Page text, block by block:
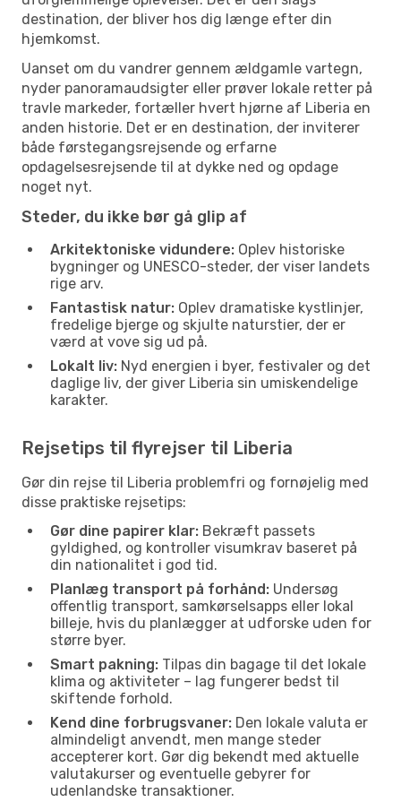
destination, der bliver hos dig længe efter din
hjemkomst.
Uanset om du vandrer gennem ældgamle vartegn,
nyder panoramaudsigter eller prøver lokale retter på
travle markeder, fortæller hvert hjørne af Liberia en
anden historie. Det er en destination, der inviterer
både førstegangsrejsende og erfarne
opdagelsesrejsende til at dykke ned og opdage
noget nyt.
Steder, du ikke bør gå glip af
Arkitektoniske vidundere: Oplev historiske
bygninger og UNESCO-steder, der viser landets
rige arv.
Fantastisk natur: Oplev dramatiske kystlinjer,
fredelige bjerge og skjulte naturstier, der er
værd at vove sig ud på.
Lokalt liv: Nyd energien i byer, festivaler og det
daglige liv, der giver Liberia sin umiskendelige
karakter.
Rejsetips til flyrejser til Liberia
Gør din rejse til Liberia problemfri og fornøjelig med
disse praktiske rejsetips:
Gør dine papirer klar: Bekræft passets
gyldighed, og kontroller visumkrav baseret på
din nationalitet i god tid.
Planlæg transport på forhånd: Undersøg
offentlig transport, samkørselsapps eller lokal
billeje, hvis du planlægger at udforske uden for
større byer.
Smart pakning: Tilpas din bagage til det lokale
klima og aktiviteter – lag fungerer bedst til
skiftende forhold.
Kend dine forbrugsvaner: Den lokale valuta er
almindeligt anvendt, men mange steder
accepterer kort. Gør dig bekendt med aktuelle
valutakurser og eventuelle gebyrer for
udenlandske transaktioner.